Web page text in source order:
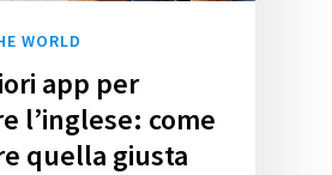
WORLD
app per
l’inglese: come
quella giusta